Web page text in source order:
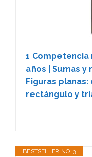
1 Competencia
años | Sumas
Figuras
rectángulo y
BESTSELLER NO. 3